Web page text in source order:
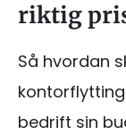
riktig
Så hvordan
bedrift sin